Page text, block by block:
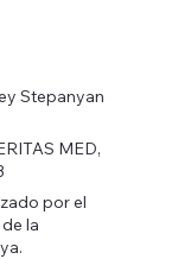
Stepanyan
MED,
por el
la